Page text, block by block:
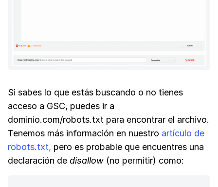
Si sabes lo que estás buscando o no tienes
acceso a GSC, puedes ir a
dominio.com/robots.txt para encontrar el archivo.
Tenemos más información en nuestro artículo de
robots.txt, pero es probable que encuentres una
declaración de disallow (no permitir) como: